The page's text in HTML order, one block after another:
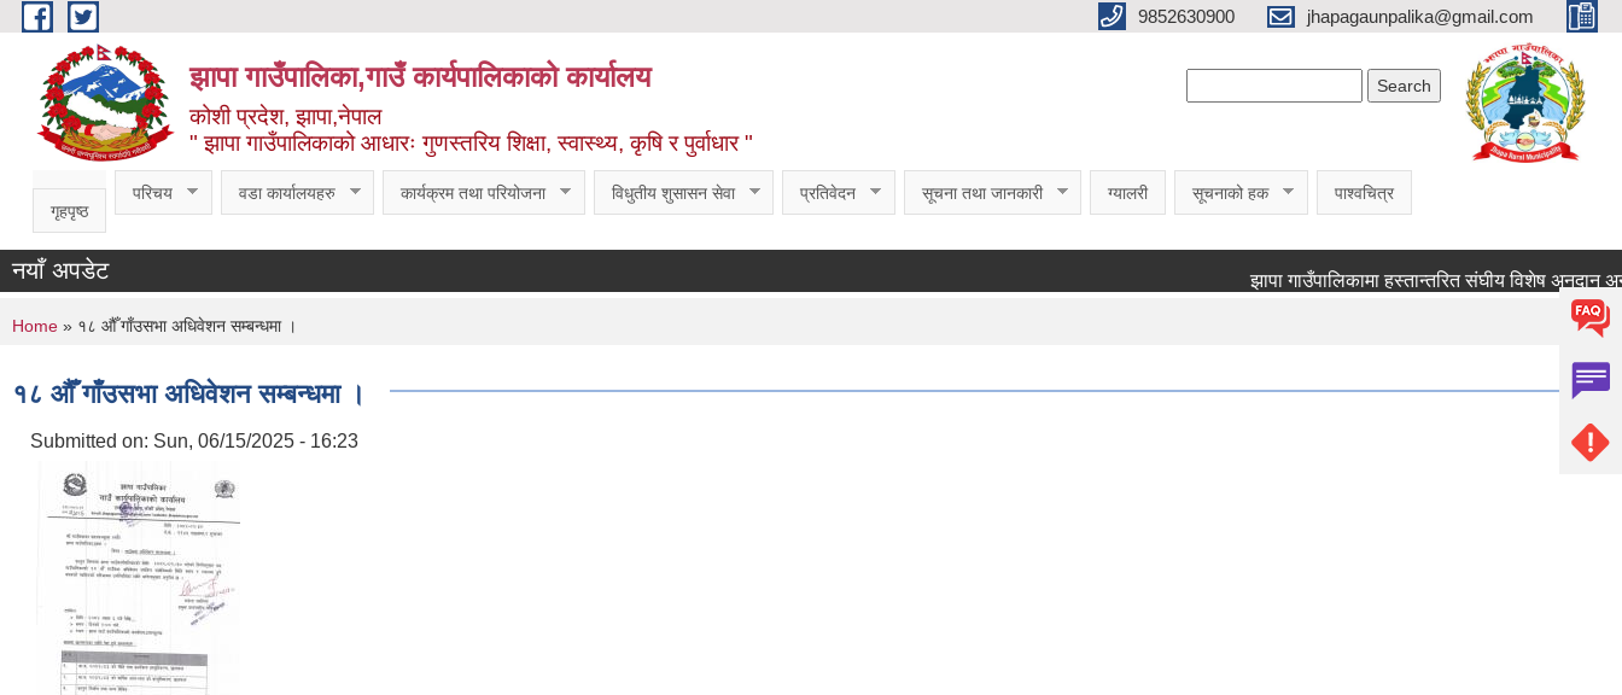
Skip to main content 9852630900 jhapagaunpalika@gmail.com
झापा गाउँपालिका,गाउँ कार्यपालिकाको कार्यालय
कोशी प्रदेश, झापा,नेपाल
" झापा गाउँपालिकाको आधारः गुणस्तरिय शिक्षा, स्वास्थ्य, कृषि र पुर्वाधार "
गृहपृष्ठ
परिचय वडा कार्यालयहरु कार्यक्रम तथा परियोजना विधुतीय शुसासन सेवा प्रतिवेदन सूचना तथा जानकारी ग्यालरी सूचनाको हक पाश्वचित्र
नयाँ अपडेट
You are here
Home » १८ औँ गाँउसभा अधिवेशन सम्बन्धमा ।
१८ औँ गाँउसभा अधिवेशन सम्बन्धमा ।
Submitted on: Sun, 06/15/2025 - 16:23